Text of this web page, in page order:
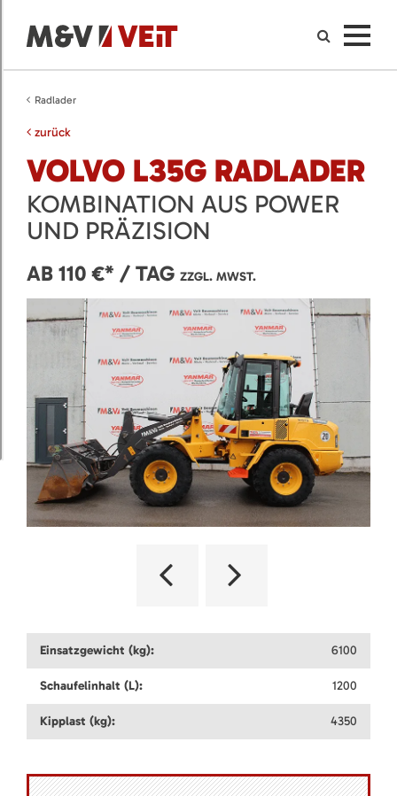
Radlader
zurück
VOLVO L35G RADLADER
KOMBINATION AUS POWER
UND PRÄZISION
AB 110 €* / TAG ZZGL. MWST.
Einsatzgewicht (kg): 6100
Schaufelinhalt (L): 1200
Kipplast (kg): 4350